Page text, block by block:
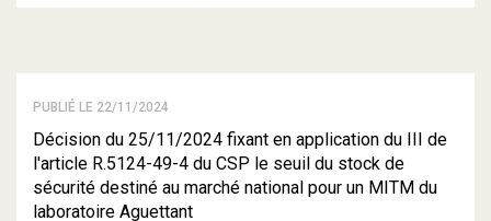
PUBLIÉ LE 22/11/2024
Décision du 25/11/2024 fixant en application du III de
l'article R.5124-49-4 du CSP le seuil du stock de
sécurité destiné au marché national pour un MITM du
laboratoire Aguettant